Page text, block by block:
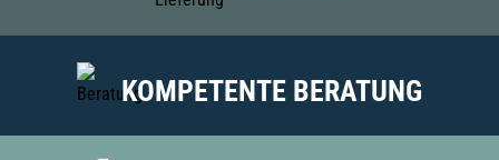
KOMPETENTE BERATUNG